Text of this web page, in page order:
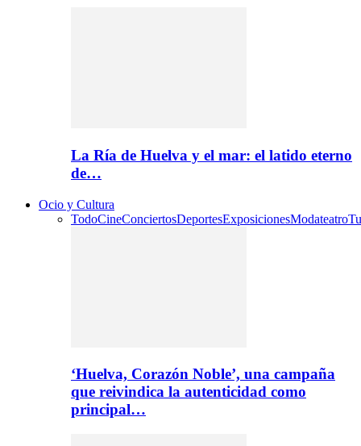
La Ría de Huelva y el mar: el latido eterno
de…
Ocio y Cultura
TodoCineConciertosDeportesExposicionesModateatro
‘Huelva, Corazón Noble’, una campaña
que reivindica la autenticidad como
principal…